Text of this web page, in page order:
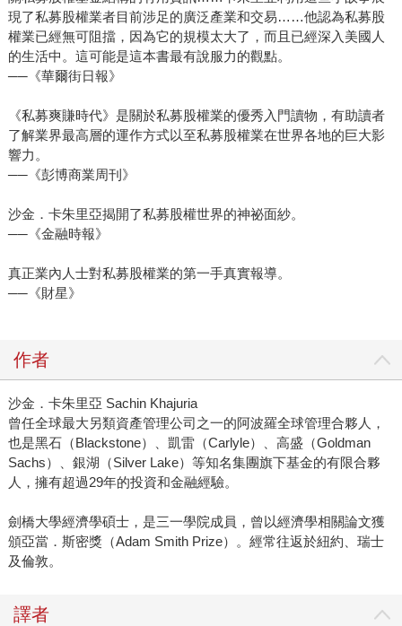
現了私募股權業者目前涉足的廣泛產業和交易……他認為私募股
權業已經無可阻擋，因為它的規模太大了，而且已經深入美國人
的生活中。這可能是這本書最有說服力的觀點。
──《華爾街日報》
《私募爽賺時代》是關於私募股權業的優秀入門讀物，有助讀者
了解業界最高層的運作方式以至私募股權業在世界各地的巨大影
響力。
──《彭博商業周刊》
沙金．卡朱里亞揭開了私募股權世界的神祕面紗。
──《金融時報》
真正業內人士對私募股權業的第一手真實報導。
──《財星》
作者
沙金．卡朱里亞 Sachin Khajuria
曾任全球最大另類資產管理公司之一的阿波羅全球管理合夥人，
也是黑石（Blackstone）、凱雷（Carlyle）、高盛（Goldman
Sachs）、銀湖（Silver Lake）等知名集團旗下基金的有限合夥
人，擁有超過29年的投資和金融經驗。
劍橋大學經濟學碩士，是三一學院成員，曾以經濟學相關論文獲
頒亞當．斯密獎（Adam Smith Prize）。經常往返於紐約、瑞士
及倫敦。
譯者